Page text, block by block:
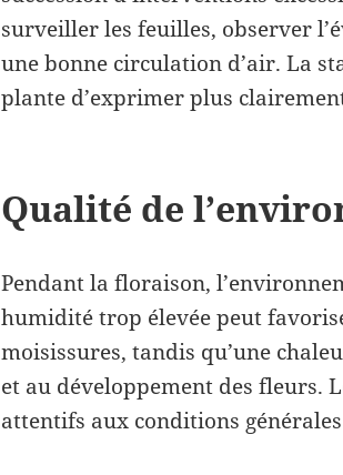
surveiller les feuilles, observer
une bonne circulation d’air. La
plante d’exprimer plus
Qualité de
Pendant la floraison,
humidité trop élevée peut
moisissures, tandis qu’une
et au développement des fleurs.
attentifs aux conditions